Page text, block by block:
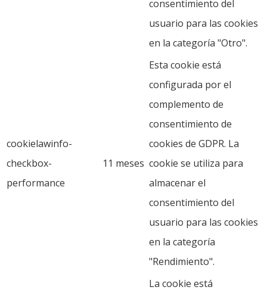
consentimiento del
usuario para las cookies
en la categoría "Otro".
cookielawinfo-
checkbox-
performance
11 meses
Esta cookie está
configurada por el
complemento de
consentimiento de
cookies de GDPR. La
cookie se utiliza para
almacenar el
consentimiento del
usuario para las cookies
en la categoría
"Rendimiento".
La cookie está